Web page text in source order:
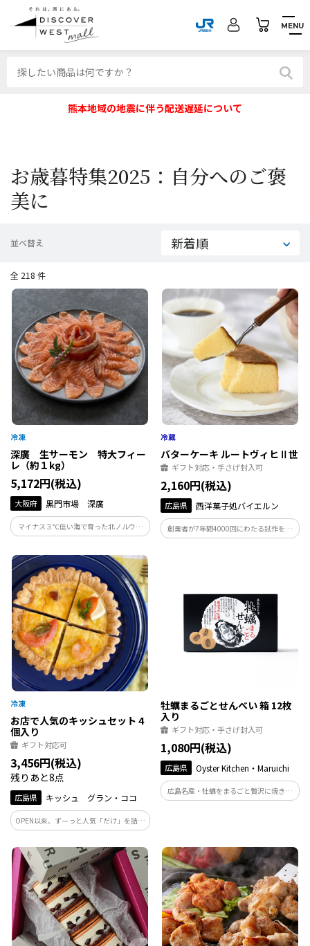
MENU
熊本地域の地震に伴う配送遅延について
お歳暮特集2025：自分へのご褒
美に
並べ替え
全 218 件
深廣 生サーモン 特大フィー
レ（約１kg）
5,172円(税込)
大阪府 黒門市場 深廣
マイナス３℃低い海で育った北ノルウェ
ー産の絶品生サーモン 大阪北新地や東
ご自宅で解凍するだけでいただけます。
バターケーキ ルートヴィヒⅡ世
ギフト対応・手さげ封入可
2,160円(税込)
広島県 西洋菓子処バイエルン
創業者が7年間4000回にわたる試作を重
ね、漸く完成に至った広島で不動の人気
お店で人気のキッシュセット 4
個入り
ギフト対応可
3,456円(税込)
残りあと8点
広島県 キッシュ グラン・ココ
OPEN以来、ずーっと人気「だけ」を詰め
込んで。 「こんなの絶対美味しいでし
ょ！」名前を見ただけで選んでもらえる
キッシュたちはお客さんを連れてきてく
れる実力者。そんなキッシュだけを詰め
込みました。
牡蠣まるごとせんべい 箱 12枚
入り
ギフト対応・手さげ封入可
1,080円(税込)
広島県 Oyster Kitchen・Maruichi
広島名産・牡蠣をまるごと贅沢に焼き上
げました。